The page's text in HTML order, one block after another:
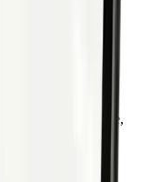
verwaltet. Preise,
immer aktuell.